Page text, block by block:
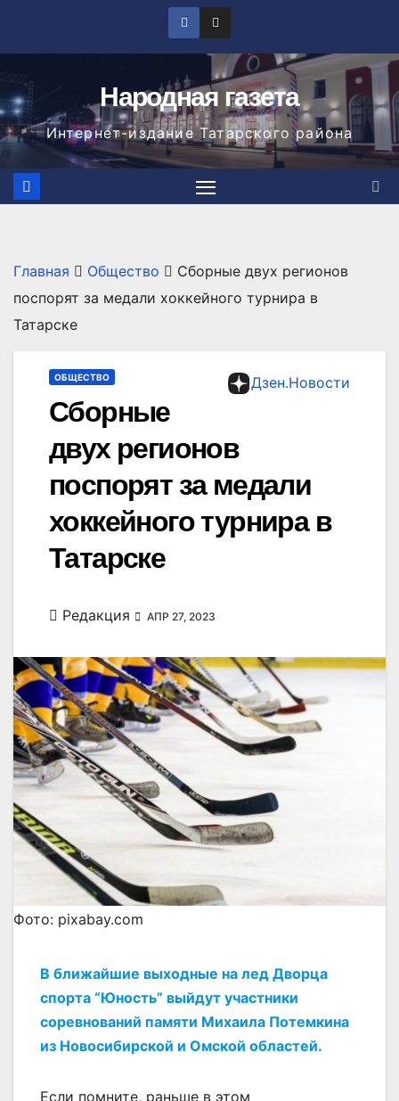
Народная газета
Интернет-издание Татарского района
Главная Общество
Сборные двух регионов
поспорят за медали хоккейного турнира в
Татарске
Дзен.Новости
ОБЩЕСТВО
Сборные
двух регионов
поспорят за медали
хоккейного турнира в
Татарске
Редакция АПР 27, 2023
Фото: pixabay.com
В ближайшие выходные на лед Дворца
спорта “Юность” выйдут участники
соревнований памяти Михаила Потемкина
из Новосибирской и Омской областей.
Если помните, раньше в этом